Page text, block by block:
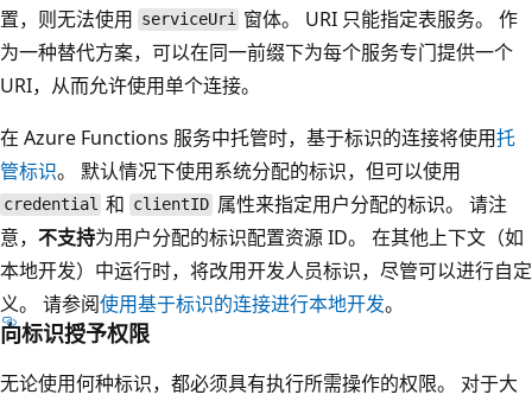
置，则无法使用 serviceUri 窗体。 URI 只能指定表服务。 作
为一种替代方案，可以在同一前缀下为每个服务专门提供一个
URI，从而允许使用单个连接。
在 Azure Functions 服务中托管时，基于标识的连接将使用托
管标识。 默认情况下使用系统分配的标识，但可以使用
credential 和 clientID 属性来指定用户分配的标识。 请注
意， 不支持为用户分配的标识配置资源 ID。 在其他上下文（如
本地开发）中运行时，将改用开发人员标识，尽管可以进行自定
义。 请参阅使用基于标识的连接进行本地开发。
向标识授予权限
无论使用何种标识，都必须具有执行所需操作的权限。 对于大